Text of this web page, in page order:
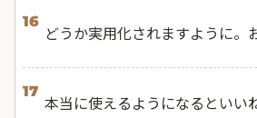
16
どうか実用化されますように。
17
本当に使えるようになるといい